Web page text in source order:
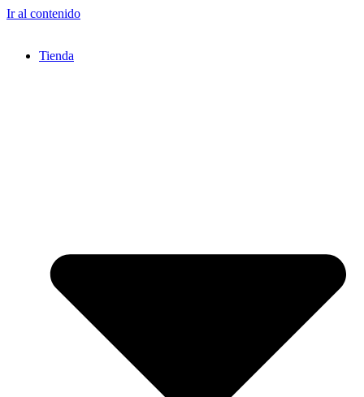
Ir al contenido
Tienda